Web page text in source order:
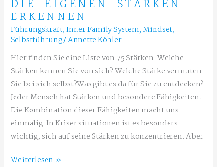
DIE EIGENEN STÄRKEN
ERKENNEN
Führungskraft,Inner Family System,Mindset,
Selbstführung/Annette Köhler
Hier finden Sie eine Liste von 75 Stärken. Welche
Stärken kennen Sie von sich? Welche Stärke vermuten
Sie bei sich selbst?Was gibt es da für Sie zu entdecken?
Jeder Mensch hat Stärken und besondere Fähigkeiten.
Die Kombination dieser Fähigkeiten macht uns
einmalig. In Krisensituationen ist es besonders
wichtig, sich auf seine Stärken zu konzentrieren. Aber
Die
Weiterlesen »